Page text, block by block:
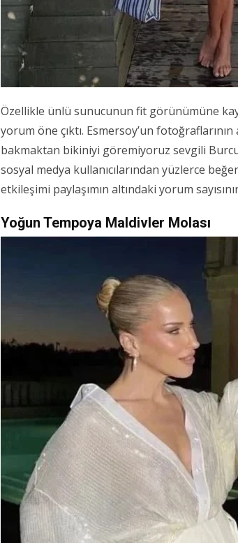
Özellikle ünlü sunucunun fit görünümüne
yorum öne çıktı. Esmersoy’un
bakmaktan bikiniyi göremiyoruz sevgili
sosyal medya kullanıcılarından yüzlerce
etkileşimi paylaşımın altındaki yorum
Yoğun Tempoya Maldivler Molası